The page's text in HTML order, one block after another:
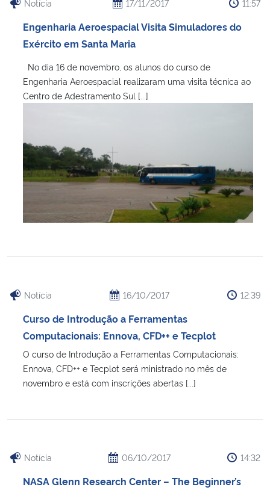
Notícia 17/11/2017 11:57
Engenharia Aeroespacial Visita Simuladores do
Exército em Santa Maria
No dia 16 de novembro, os alunos do curso de
Engenharia Aeroespacial realizaram uma visita técnica ao
Centro de Adestramento Sul [...]
Notícia 16/10/2017 12:39
Curso de Introdução a Ferramentas
Computacionais: Ennova, CFD++ e Tecplot
O curso de Introdução a Ferramentas Computacionais:
Ennova, CFD++ e Tecplot será ministrado no mês de
novembro e está com inscrições abertas [...]
Notícia 06/10/2017 14:32
NASA Glenn Research Center – The Beginner’s